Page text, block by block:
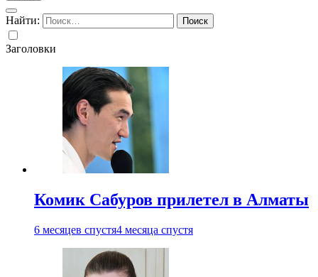
Найти:
Заголовки
Комик Сабуров прилетел в Алматы
6 месяцев спустя4 месяца спустя